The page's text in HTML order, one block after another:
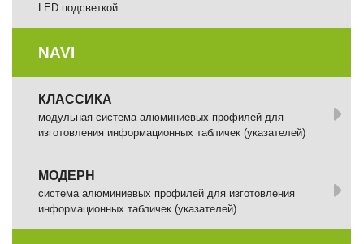
LED подсветкой
NAVI
КЛАССИКА
модульная система алюминиевых профилей для
изготовления информационных табличек (указателей)
МОДЕРН
система алюминиевых профилей для изготовления
информационных табличек (указателей)